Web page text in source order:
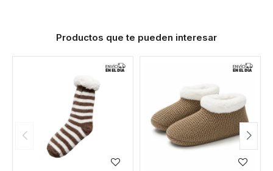
Productos que te pueden interesar